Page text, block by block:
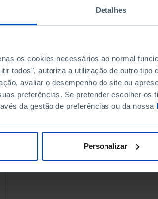
Detalhes
os cookies necessários ao normal
todos", autoriza a utilização de outro tipo
avaliar o desempenho do site ou
preferências. Se pretender escolher os
da gestão de preferências ou da nossa
Personalizar